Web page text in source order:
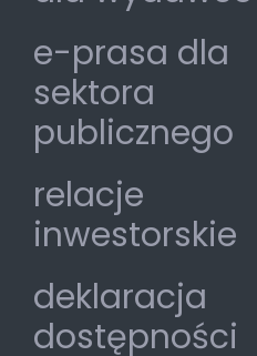
e-prasa dla
sektora
publicznego
relacje
inwestorskie
deklaracja
dostępności